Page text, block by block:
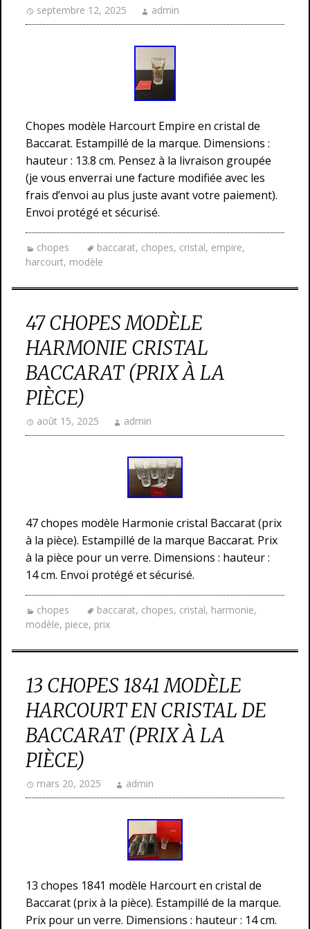
septembre 12, 2025 admin
Chopes modèle Harcourt Empire en cristal de
Baccarat. Estampillé de la marque. Dimensions :
hauteur : 13.8 cm. Pensez à la livraison groupée
(je vous enverrai une facture modifiée avec les
frais d’envoi au plus juste avant votre paiement).
Envoi protégé et sécurisé.
chopes baccarat, chopes, cristal, empire,
harcourt, modèle
47 CHOPES MODÈLE
HARMONIE CRISTAL
BACCARAT (PRIX À LA
PIÈCE)
août 15, 2025 admin
47 chopes modèle Harmonie cristal Baccarat (prix
à la pièce). Estampillé de la marque Baccarat. Prix
à la pièce pour un verre. Dimensions : hauteur :
14 cm. Envoi protégé et sécurisé.
chopes baccarat, chopes, cristal, harmonie,
modèle, piece, prix
13 CHOPES 1841 MODÈLE
HARCOURT EN CRISTAL DE
BACCARAT (PRIX À LA
PIÈCE)
mars 20, 2025 admin
13 chopes 1841 modèle Harcourt en cristal de
Baccarat (prix à la pièce). Estampillé de la marque.
Prix pour un verre. Dimensions : hauteur : 14 cm.